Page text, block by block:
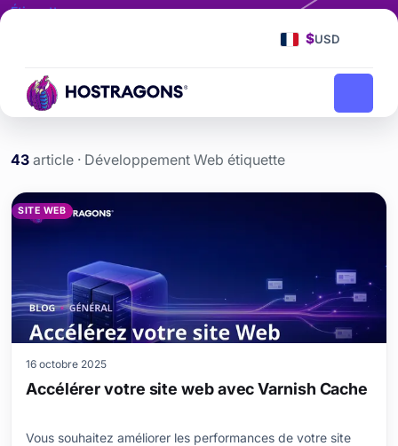
$USD
Étiquette
Développement Web
Page d'accueil blog Développement Web
43 article · Développement Web étiquette
Développement Web
SITE WEB
16 octobre 2025
Accélérer votre site web avec Varnish Cache
Vous souhaitez améliorer les performances de votre site